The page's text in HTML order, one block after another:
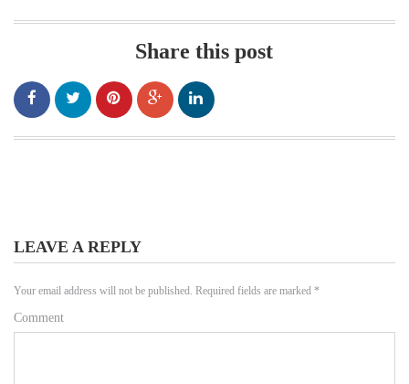
Share this post
LEAVE A REPLY
Your email address will not be published. Required fields are marked *
Comment